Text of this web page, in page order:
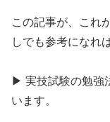
この記事が、これ
しでも参考になれ
▶ 実技試験の勉強
います。